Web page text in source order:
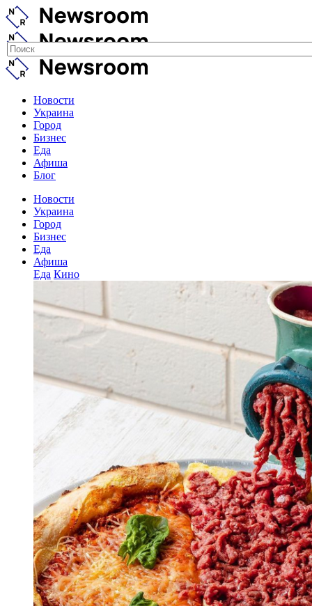
Новости
Украина
Город
Бизнес
Еда
Афиша
Блог
Новости
Украина
Город
Бизнес
Еда
Афиша
Еда Кино